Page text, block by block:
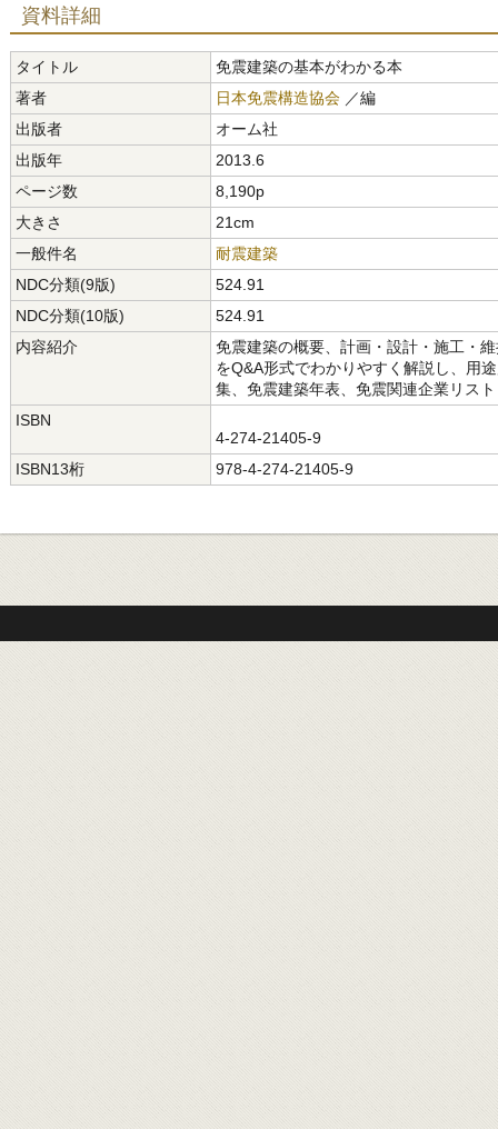
資料詳細
タイトル
免震建築の基本がわかる本
著者
日本免震構造協会 ／編
出版者
オーム社
出版年
2013.6
ページ数
8,190p
大きさ
21cm
一般件名
耐震建築
NDC分類(9版)
524.91
NDC分類(10版)
524.91
内容紹介
免震建築の概要、計画・設計・施工・
をQ&A形式でわかりやすく解説し、用
集、免震建築年表、免震関連企業リス
ISBN
4-274-21405-9
ISBN13桁
978-4-274-21405-9